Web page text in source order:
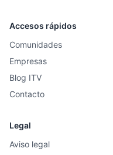
Accesos rápidos
Comunidades
Empresas
Blog ITV
Contacto
Legal
Aviso legal